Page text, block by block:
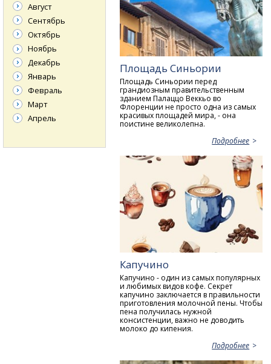
Площадь Синьории
Площадь Синьории перед
грандиозным правительственным
зданием Палаццо Веккьо во
Флоренции не просто одна из самых
красивых площадей мира, - она
поистине великолепна.
Подробнее
Капучино
Капучино - один из самых популярных
и любимых видов кофе. Секрет
капучино заключается в правильности
приготовления молочной пены. Чтобы
пена получилась нужной
консистенции, важно не доводить
молоко до кипения.
Подробнее
Август
Сентябрь
Октябрь
Ноябрь
Декабрь
Январь
Февраль
Март
Апрель